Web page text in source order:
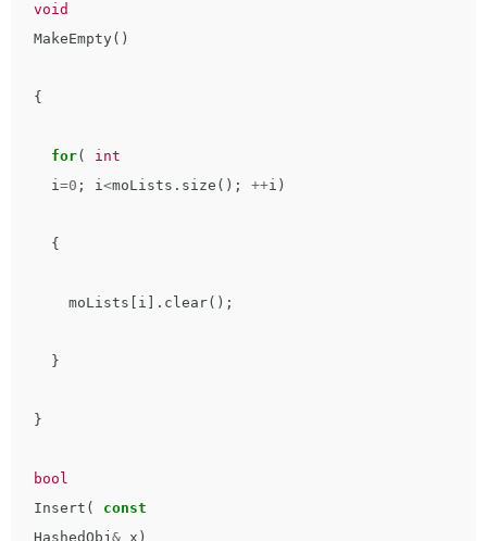
void
MakeEmpty()
{
for(
int
i=0 ; i<moLists . size (); ++i )
{
moLists i ]. clear();
}
}
bool
Insert (
const
HashedObj & x )